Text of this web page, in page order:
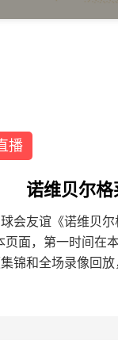
播
诺维贝尔
友谊《诺维贝
面，第一时间
锦和全场录像回